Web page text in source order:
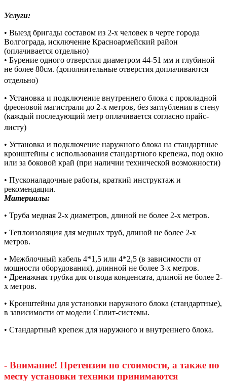
Услуги:
• Выезд бригады составом из 2-х человек в черте города
Волгограда, исключение Красноармейский район
(оплачивается отдельно)
• Бурение одного отверстия диаметром 44-51 мм и глубиной
не более 80см. (дополнительные отверстия доплачиваются
отдельно)
• Установка и подключение внутреннего блока с прокладной
фреоновой магистрали до 2-х метров, без заглубления в стену
(каждый последующий метр оплачивается согласно прайс-
листу)
• Установка и подключение наружного блока на стандартные
кронштейны с использования стандартного крепежа, под окно
или за боковой край (при наличии технической возможности)
• Пусконаладочные работы, краткий инструктаж и
рекомендации.
Материалы:
• Труба медная 2-х диаметров, длиной не более 2-х метров.
• Теплоизоляция для медных труб, длиной не более 2-х
метров.
• Межблочный кабель 4*1,5 или 4*2,5 (в зависимости от
мощности оборудования), длинной не более 3-х метров.
• Дренажная трубка для отвода конденсата, длиной не более 2-
х метров.
• Кронштейны для установки наружного блока (стандартные),
в зависимости от модели Сплит-системы.
• Стандартный крепеж для наружного и внутреннего блока.
- Внимание! Претензии по стоимости, а также по
месту установки техники принимаются